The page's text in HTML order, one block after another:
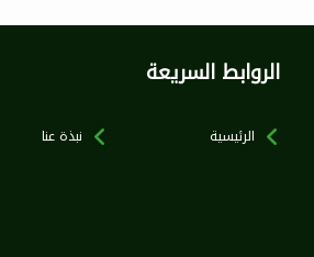
الروابط السريعة
الرئيسية نبذة عنا